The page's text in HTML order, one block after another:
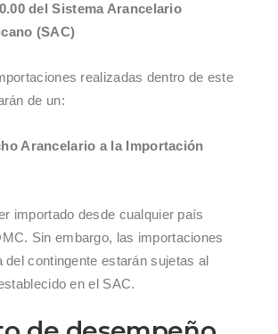
del Sistema Arancelario
(SAC)
realizadas dentro de este
de un:
Arancelario a la Importación
importado desde cualquier país
Sin embargo, las importaciones
del contingente estarán sujetas al
en el SAC.